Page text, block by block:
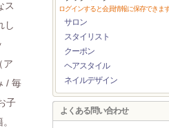
ス
し
ア
/ 毎
子
ログインすると会員情報に保存できま
サロン
スタイリスト
クーポン
ヘアスタイル
ネイルデザイン
よくある問い合わせ